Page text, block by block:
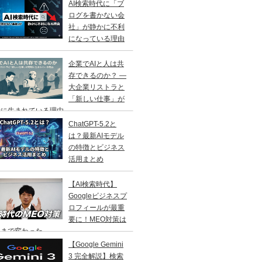
AI検索時代に「ブ
ログを書かない会
社」が静かに不利
になっている理由
企業でAIと人は共
存できるのか？ ―
大企業リストラと
「新しい仕事」が
生まれている理由 ―
ChatGPT-5.2と
は？最新AIモデル
の特徴とビジネス
活用まとめ
【AI検索時代】
Googleビジネスプ
ロフィールが最重
要に！MEO対策は
で変わった
【Google Gemini
3 完全解説】検索